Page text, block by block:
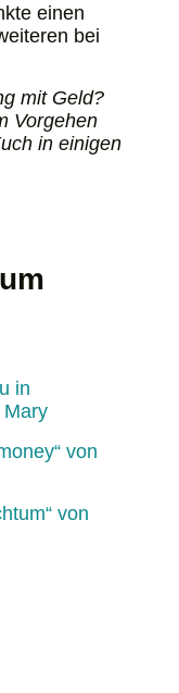
einen
bei
mit Geld?
Vorgehen
in einigen
in
Mary
von
von